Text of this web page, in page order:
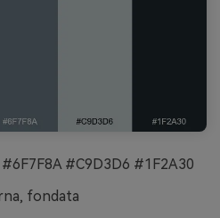
#C9D3D6 #1F2A30
fondata